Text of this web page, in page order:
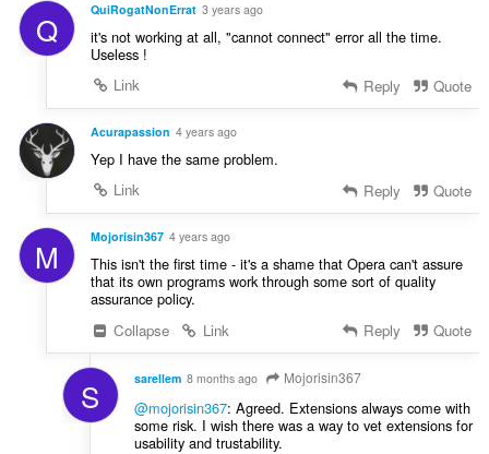
Q QuiRogatNonErrat 3 years ago
it's not working at all, "cannot connect" error all the time.
Useless !
Link
Reply Quote
Acurapassion 4 years ago
Yep I have the same problem.
Link
Reply Quote
M Mojorisin367 4 years ago
This isn't the first time - it's a shame that Opera can't assure
that its own programs work through some sort of quality
assurance policy.
Collapse
Link Reply Quote
S sarellem 8 months ago Mojorisin367
@mojorisin367: Agreed. Extensions always come with
some risk. I wish there was a way to vet extensions for
usability and trustability.